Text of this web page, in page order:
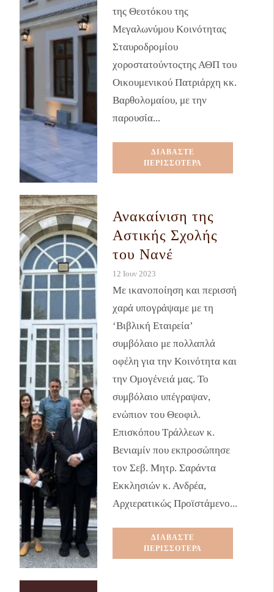
της Θεοτόκου της
Μεγαλωνύμου Κοινότητας
Σταυροδρομίου
χοροστατούντοςτης ΑΘΠ του
Οικουμενικού Πατριάρχη κκ.
Βαρθολομαίου, με την
παρουσία...
ΔΙΑΒΑΣΤΕ
ΠΕΡΙΣΣΟΤΕΡΑ
Ανακαίνιση της
Αστικής Σχολής
του Νανέ
12 Ιουν 2023
Με ικανοποίηση και περισσή
χαρά υπογράψαμε με τη
‘Βιβλική Εταιρεία’
συμβόλαιο με πολλαπλά
οφέλη για την Κοινότητα και
την Ομογένειά μας. Το
συμβόλαιο υπέγραψαν,
ενώπιον του Θεοφιλ.
Επισκόπου Τράλλεων κ.
Βενιαμίν που εκπροσώπησε
τον Σεβ. Μητρ. Σαράντα
Εκκλησιών κ. Ανδρέα,
Αρχιερατικώς Προϊστάμενο...
ΔΙΑΒΑΣΤΕ
ΠΕΡΙΣΣΟΤΕΡΑ